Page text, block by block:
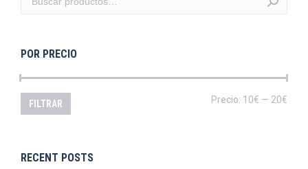
POR PRECIO
FILTRAR Precio: 10€ — 20€
RECENT POSTS